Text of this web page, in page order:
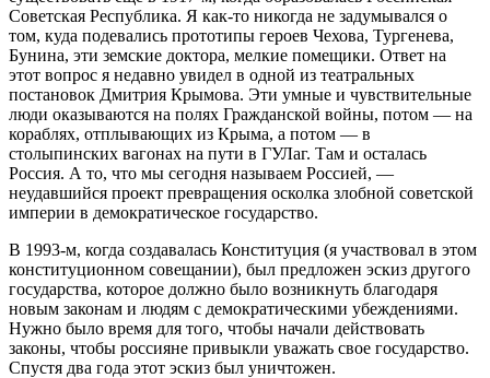
Советская Республика. Я как-то никогда не задумывался о
том, куда подевались прототипы героев Чехова, Тургенева,
Бунина, эти земские доктора, мелкие помещики. Ответ на
этот вопрос я недавно увидел в одной из театральных
постановок Дмитрия Крымова. Эти умные и чувствительные
люди оказываются на полях Гражданской войны, потом — на
кораблях, отплывающих из Крыма, а потом — в
столыпинских вагонах на пути в ГУЛаг. Там и осталась
Россия. А то, что мы сегодня называем Россией, —
неудавшийся проект превращения осколка злобной советской
империи в демократическое государство.
В 1993-м, когда создавалась Конституция (я участвовал в этом
конституционном совещании), был предложен эскиз другого
государства, которое должно было возникнуть благодаря
новым законам и людям с демократическими убеждениями.
Нужно было время для того, чтобы начали действовать
законы, чтобы россияне привыкли уважать свое государство.
Спустя два года этот эскиз был уничтожен.